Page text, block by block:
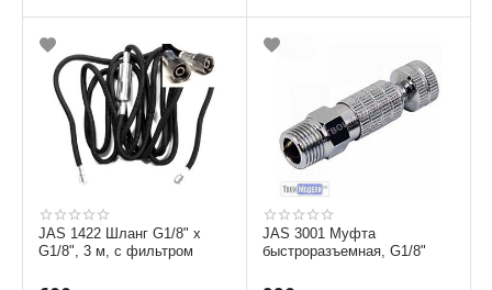
JAS 1422 Шланг G1/8" х
G1/8", 3 м, с фильтром
JAS 3001 Муфта
быстроразъемная, G1/8"